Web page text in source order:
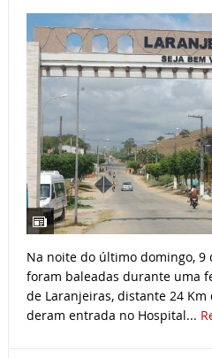
Na noite do último domingo, 9
foram baleadas durante uma
de Laranjeiras, distante 24
deram entrada no Hospital...